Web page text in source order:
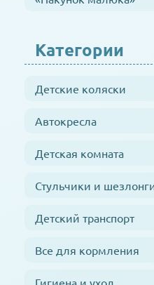
Категории
Детские коляски
Автокресла
Детская комната
Стульчики и
Детский транспорт
Все для кормления
Гигиена и уход